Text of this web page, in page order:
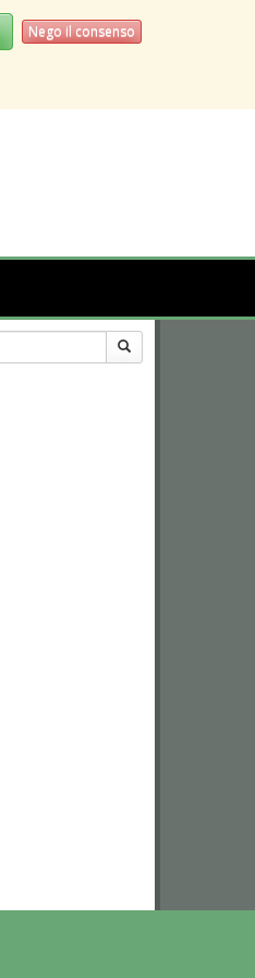
Nego il consenso